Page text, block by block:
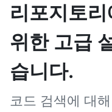
리포지토
위한 고급
습니다.
코드 검색에 대